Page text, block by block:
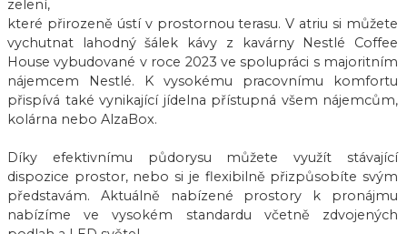
zelení,
které přirozeně ústí v prostornou terasu. V atriu si můžete
vychutnat lahodný šálek kávy z kavárny Nestlé Coffee
House vybudované v roce 2023 ve spolupráci s majoritním
nájemcem Nestlé. K vysokému pracovnímu komfortu
přispívá také vynikající jídelna přístupná všem nájemcům,
kolárna nebo AlzaBox.
Díky efektivnímu půdorysu můžete využít stávající
dispozice prostor, nebo si je flexibilně přizpůsobíte svým
představám. Aktuálně nabízené prostory k pronájmu
nabízíme ve vysokém standardu včetně zdvojených